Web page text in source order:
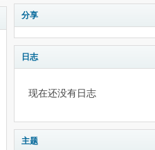
分享
日志
现在还没有日志
主题